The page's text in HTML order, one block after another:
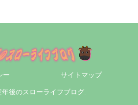
ー サイトマップ
後のスローライフブログ.